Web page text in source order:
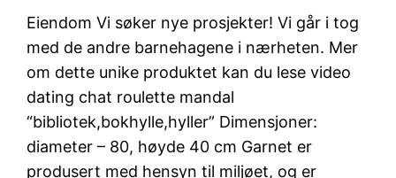
Eiendom Vi søker nye prosjekter! Vi går i tog
med de andre barnehagene i nærheten. Mer
om dette unike produktet kan du lese video
dating chat roulette mandal
“bibliotek,bokhylle,hyller” Dimensjoner:
diameter – 80, høyde 40 cm Garnet er
produsert med hensyn til miljøet, og er